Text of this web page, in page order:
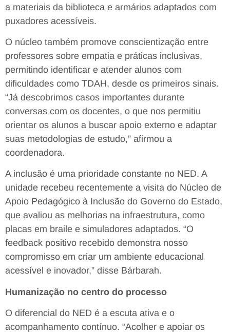
a materiais da biblioteca e armários adaptados com
puxadores acessíveis.
O núcleo também promove conscientização entre
professores sobre empatia e práticas inclusivas,
permitindo identificar e atender alunos com
dificuldades como TDAH, desde os primeiros sinais.
“Já descobrimos casos importantes durante
conversas com os docentes, o que nos permitiu
orientar os alunos a buscar apoio externo e adaptar
suas metodologias de estudo,” afirmou a
coordenadora.
A inclusão é uma prioridade constante no NED. A
unidade recebeu recentemente a visita do Núcleo de
Apoio Pedagógico à Inclusão do Governo do Estado,
que avaliou as melhorias na infraestrutura, como
placas em braile e simuladores adaptados. “O
feedback positivo recebido demonstra nosso
compromisso em criar um ambiente educacional
acessível e inovador,” disse Bárbarah.
Humanização no centro do processo
O diferencial do NED é a escuta ativa e o
acompanhamento contínuo. “Acolher e apoiar os